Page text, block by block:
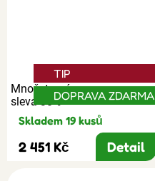
Množstevní
sleva 30%
TIP
DOPRAVA ZDARMA
Skladem 19 kusů
2 451 Kč Detail